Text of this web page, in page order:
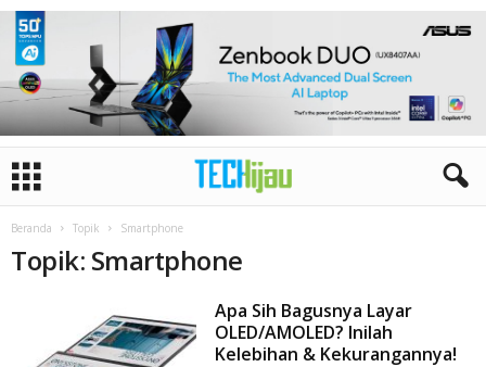
Beranda Topik Smartphone
Topik: Smartphone
Apa Sih Bagusnya Layar
OLED/AMOLED? Inilah
Kelebihan & Kekurangannya!